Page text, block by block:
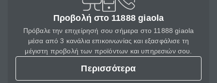
Προβολή στο 11888 giaola
Πρόβαλε την επιχείρησή σου σήμερα στο 11888 giaola
μέσα από 3 κανάλια επικοινωνίας και εξασφάλισε τη
μέγιστη προβολή των προϊόντων και υπηρεσιών σου.
Περισσότερα